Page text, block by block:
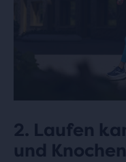
2. Laufen
und